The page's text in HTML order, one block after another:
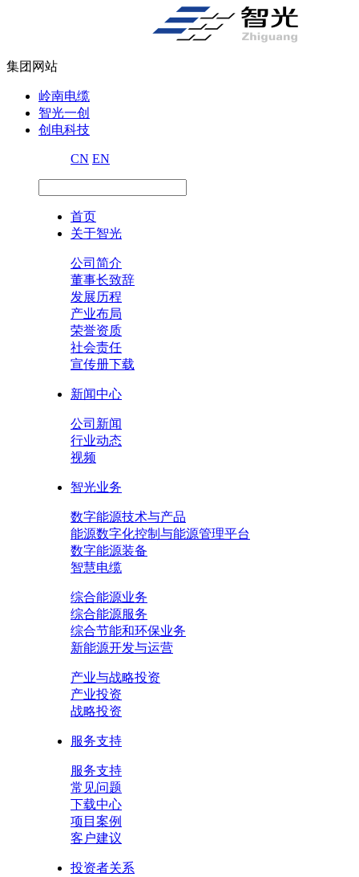
集团网站
岭南电缆
智光一创
创电科技
CN EN
首页
关于智光
公司简介
董事长致辞
发展历程
产业布局
荣誉资质
社会责任
宣传册下载
新闻中心
公司新闻
行业动态
视频
智光业务
数字能源技术与产品
能源数字化控制与能源管理平台
数字能源装备
智慧电缆
综合能源业务
综合能源服务
综合节能和环保业务
新能源开发与运营
产业与战略投资
产业投资
战略投资
服务支持
服务支持
常见问题
下载中心
项目案例
客户建议
投资者关系